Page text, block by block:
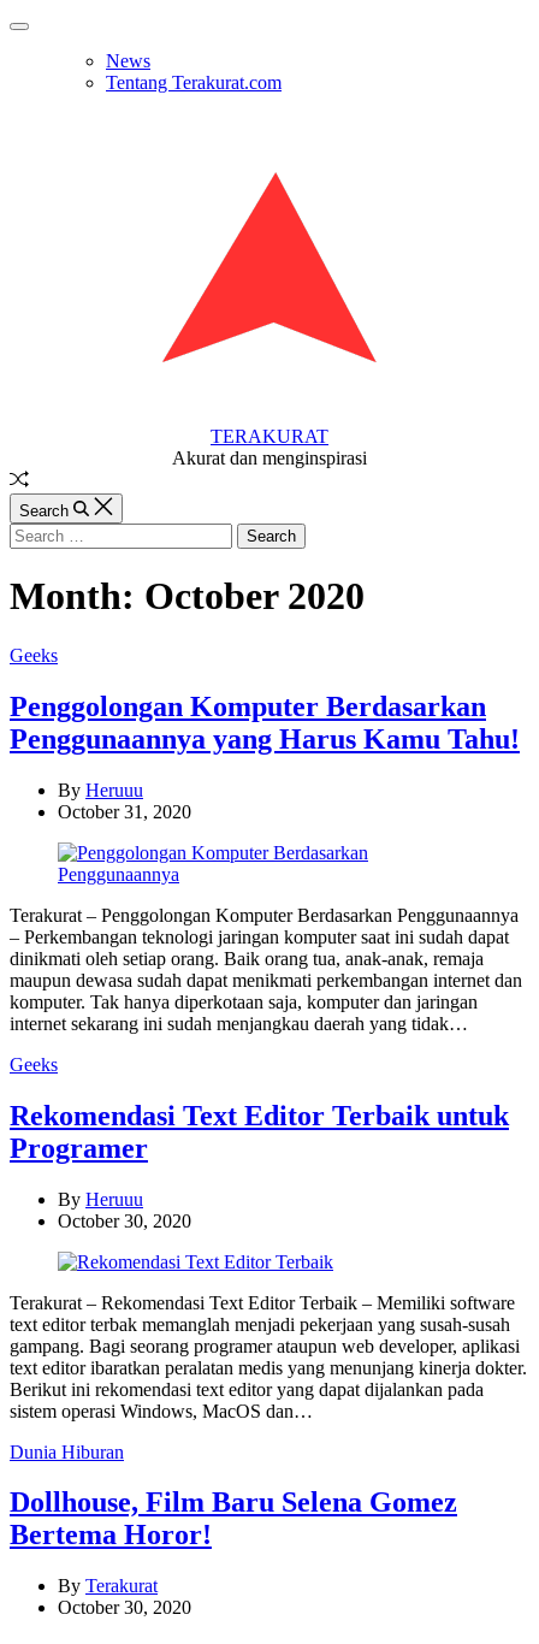
Skip
Off
News
Tentang Terakurat.com
TERAKURAT
Akurat dan menginspirasi
Random
Article
Search
Search
for:
Month: October 2020
Categories
Geeks
Penggolongan Komputer Berdasarkan
Penggunaannya yang Harus Kamu Tahu!
By Heruuu
October 31, 2020
Terakurat – Penggolongan Komputer Berdasarkan Penggunaannya
– Perkembangan teknologi jaringan komputer saat ini sudah dapat
dinikmati oleh setiap orang. Baik orang tua, anak-anak, remaja
maupun dewasa sudah dapat menikmati perkembangan internet dan
komputer. Tak hanya diperkotaan saja, komputer dan jaringan
internet sekarang ini sudah menjangkau daerah yang tidak…
Categories
Geeks
Rekomendasi Text Editor Terbaik untuk
Programer
By Heruuu
October 30, 2020
Terakurat – Rekomendasi Text Editor Terbaik – Memiliki software
text editor terbak memanglah menjadi pekerjaan yang susah-susah
gampang. Bagi seorang programer ataupun web developer, aplikasi
text editor ibaratkan peralatan medis yang menunjang kinerja dokter.
Berikut ini rekomendasi text editor yang dapat dijalankan pada
sistem operasi Windows, MacOS dan…
Categories
Dunia Hiburan
Dollhouse, Film Baru Selena Gomez
Bertema Horor!
By Terakurat
October 30, 2020